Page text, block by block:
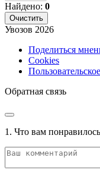
Найдено: 0
Очистить
Увозов 2026
Поделиться
Cookies
Обратная связь
1. Что вам